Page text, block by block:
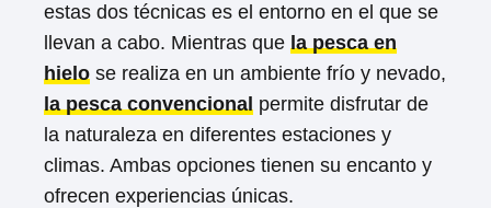
estas dos técnicas es el entorno en el que se
llevan a cabo. Mientras que la pesca en
hielo se realiza en un ambiente frío y nevado,
la pesca convencional permite disfrutar de
la naturaleza en diferentes estaciones y
climas. Ambas opciones tienen su encanto y
ofrecen experiencias únicas.